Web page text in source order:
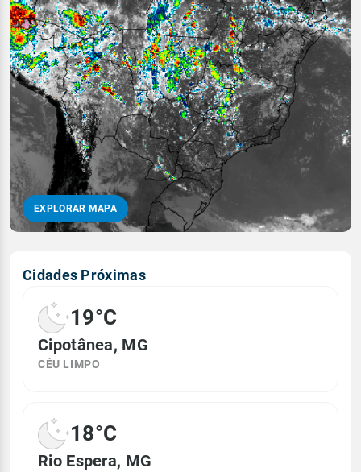
EXPLORAR MAPA
Cidades Próximas
19°C
Cipotânea, MG
CÉU LIMPO
18°C
Rio Espera, MG